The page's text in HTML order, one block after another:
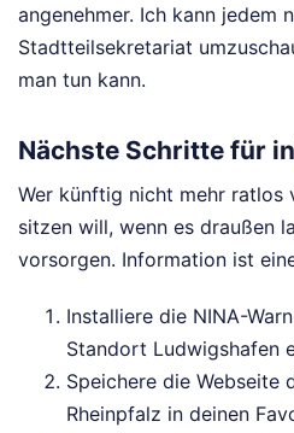
angenehmer. Ich kann jedem
Stadtteilsekretariat
man tun kann.
Nächste Schritte für
Wer künftig nicht mehr ratlos
sitzen will, wenn es draußen
vorsorgen. Information ist
Installiere die NINA-
Standort Ludwigshafen
Speichere die Webseite
Rheinpfalz in deinen